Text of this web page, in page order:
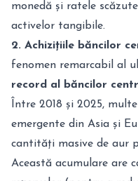
monedă și ratele
activelor tangibile.
2. Achizițiile băncilor
fenomen remarcabil al
record al băncilor
Între 2018 și 2025,
emergente din Asia și
cantități masive de aur
Această acumulare are